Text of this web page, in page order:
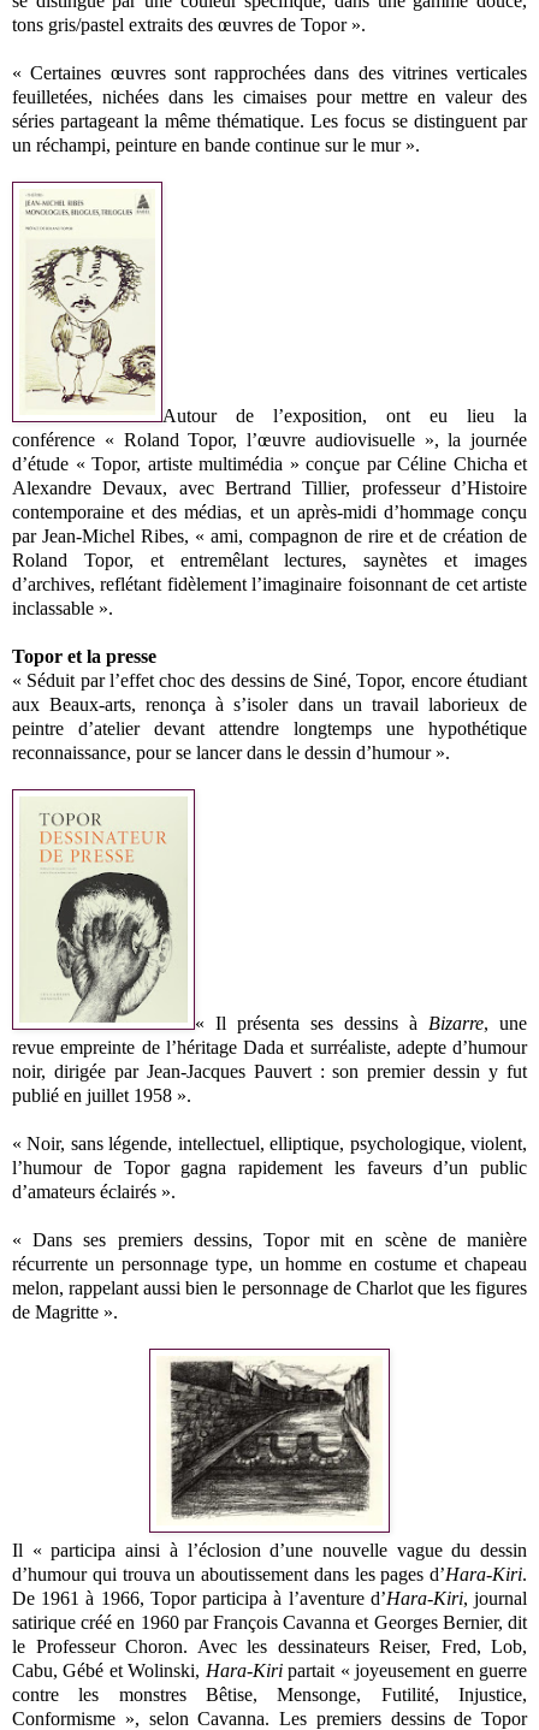
tons gris/pastel extraits des œuvres de Topor ».
« Certaines œuvres sont rapprochées dans des vitrines verticales
feuilletées, nichées dans les cimaises pour mettre en valeur des
séries partageant la même thématique. Les focus se distinguent par
un réchampi, peinture en bande continue sur le mur ».
Autour de l’exposition, ont eu lieu la
conférence « Roland Topor, l’œuvre audiovisuelle », la journée
d’étude « Topor, artiste multimédia » conçue par Céline Chicha et
Alexandre Devaux, avec Bertrand Tillier, professeur d’Histoire
contemporaine et des médias, et un après-midi d’hommage conçu
par Jean-Michel Ribes, « ami, compagnon de rire et de création de
Roland Topor, et entremêlant lectures, saynètes et images
d’archives, reflétant fidèlement l’imaginaire foisonnant de cet artiste
inclassable ».
Topor et la presse
« Séduit par l’effet choc des dessins de Siné, Topor, encore étudiant
aux Beaux-arts, renonça à s’isoler dans un travail laborieux de
peintre d’atelier devant attendre longtemps une hypothétique
reconnaissance, pour se lancer dans le dessin d’humour ».
« Il présenta ses dessins à Bizarre, une
revue empreinte de l’héritage Dada et surréaliste, adepte d’humour
noir, dirigée par Jean-Jacques Pauvert : son premier dessin y fut
publié en juillet 1958 ».
« Noir, sans légende, intellectuel, elliptique, psychologique, violent,
l’humour de Topor gagna rapidement les faveurs d’un public
d’amateurs éclairés ».
« Dans ses premiers dessins, Topor mit en scène de manière
récurrente un personnage type, un homme en costume et chapeau
melon, rappelant aussi bien le personnage de Charlot que les figures
de Magritte ».
Il « participa ainsi à l’éclosion d’une nouvelle vague du dessin
d’humour qui trouva un aboutissement dans les pages d’Hara-Kiri.
De 1961 à 1966, Topor participa à l’aventure d’Hara-Kiri, journal
satirique créé en 1960 par François Cavanna et Georges Bernier, dit
le Professeur Choron. Avec les dessinateurs Reiser, Fred, Lob,
Cabu, Gébé et Wolinski, Hara-Kiripartait « joyeusement en guerre
contre les monstres Bêtise, Mensonge, Futilité, Injustice,
Conformisme », selon Cavanna. Les premiers dessins de Topor